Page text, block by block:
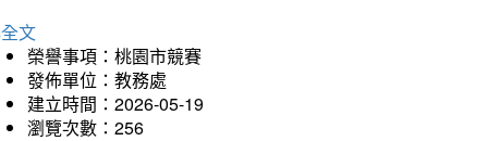
文
榮譽事項：桃園市競賽
發佈單位：教務處
建立時間：2026-05-19
瀏覽次數：256